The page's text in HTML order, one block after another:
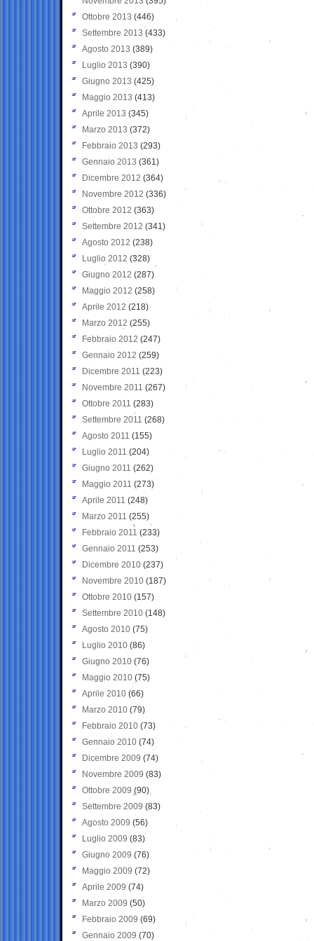
Ottobre 2013 (446)
Settembre 2013 (433)
Agosto 2013 (389)
Luglio 2013 (390)
Giugno 2013 (425)
Maggio 2013 (413)
Aprile 2013 (345)
Marzo 2013 (372)
Febbraio 2013 (293)
Gennaio 2013 (361)
Dicembre 2012 (364)
Novembre 2012 (336)
Ottobre 2012 (363)
Settembre 2012 (341)
Agosto 2012 (238)
Luglio 2012 (328)
Giugno 2012 (287)
Maggio 2012 (258)
Aprile 2012 (218)
Marzo 2012 (255)
Febbraio 2012 (247)
Gennaio 2012 (259)
Dicembre 2011 (223)
Novembre 2011 (267)
Ottobre 2011 (283)
Settembre 2011 (268)
Agosto 2011 (155)
Luglio 2011 (204)
Giugno 2011 (262)
Maggio 2011 (273)
Aprile 2011 (248)
Marzo 2011 (255)
Febbraio 2011 (233)
Gennaio 2011 (253)
Dicembre 2010 (237)
Novembre 2010 (187)
Ottobre 2010 (157)
Settembre 2010 (148)
Agosto 2010 (75)
Luglio 2010 (86)
Giugno 2010 (76)
Maggio 2010 (75)
Aprile 2010 (66)
Marzo 2010 (79)
Febbraio 2010 (73)
Gennaio 2010 (74)
Dicembre 2009 (74)
Novembre 2009 (83)
Ottobre 2009 (90)
Settembre 2009 (83)
Agosto 2009 (56)
Luglio 2009 (83)
Giugno 2009 (76)
Maggio 2009 (72)
Aprile 2009 (74)
Marzo 2009 (50)
Febbraio 2009 (69)
Gennaio 2009 (70)